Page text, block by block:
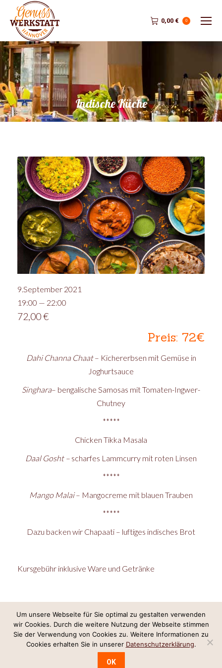
0,00 € 0
Indische Küche
Preis: 72€
Dahi Channa Chaat– Kichererbsen mit Gemüse in
Joghurtsauce
Singhara– bengalische Samosas mit Tomaten-Ingwer-
Chutney
*****
Chicken Tikka Masala
Daal Gosht – scharfes Lammcurry mit roten Linsen
*****
Mango Malai– Mangocreme mit blauen Trauben
*****
Dazu backen wir Chapaati – luftiges indisches Brot
Kursgebühr inklusive Ware und Getränke
9.September 2021
19:00 — 22:00
72,00€
Internetkonzept & Umsetzung:LeineGlück Online-Marketing,Webdesign
Hannover
Impressum/Datenschutz
Um unsere Webseite für Sie optimal zu gestalten verwenden
wir Cookies. Durch die weitere Nutzung der Webseite stimmen
Sie der Verwendung von Cookies zu. Weitere Informationen zu
Cookies erhalten Sie in unserer Datenschutzerklärung.
OK